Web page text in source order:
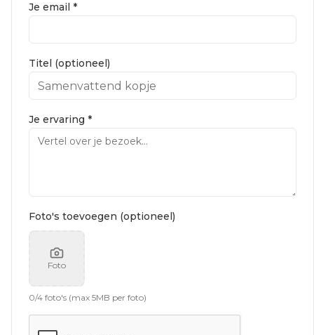
Je email *
Titel (optioneel)
Je ervaring *
Foto's toevoegen (optioneel)
Foto
0/4 foto's (max 5MB per foto)